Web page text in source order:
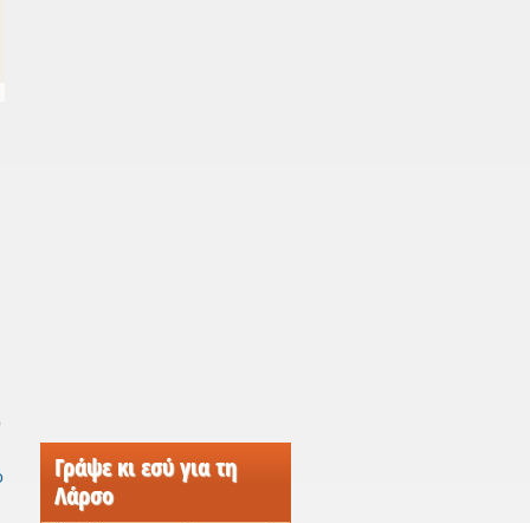
Γράψε κι εσύ για τη
Λάρσο